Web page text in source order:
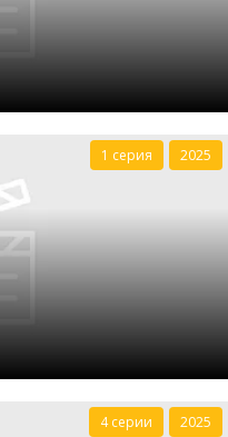
1 серия 2025
4 серии 2025